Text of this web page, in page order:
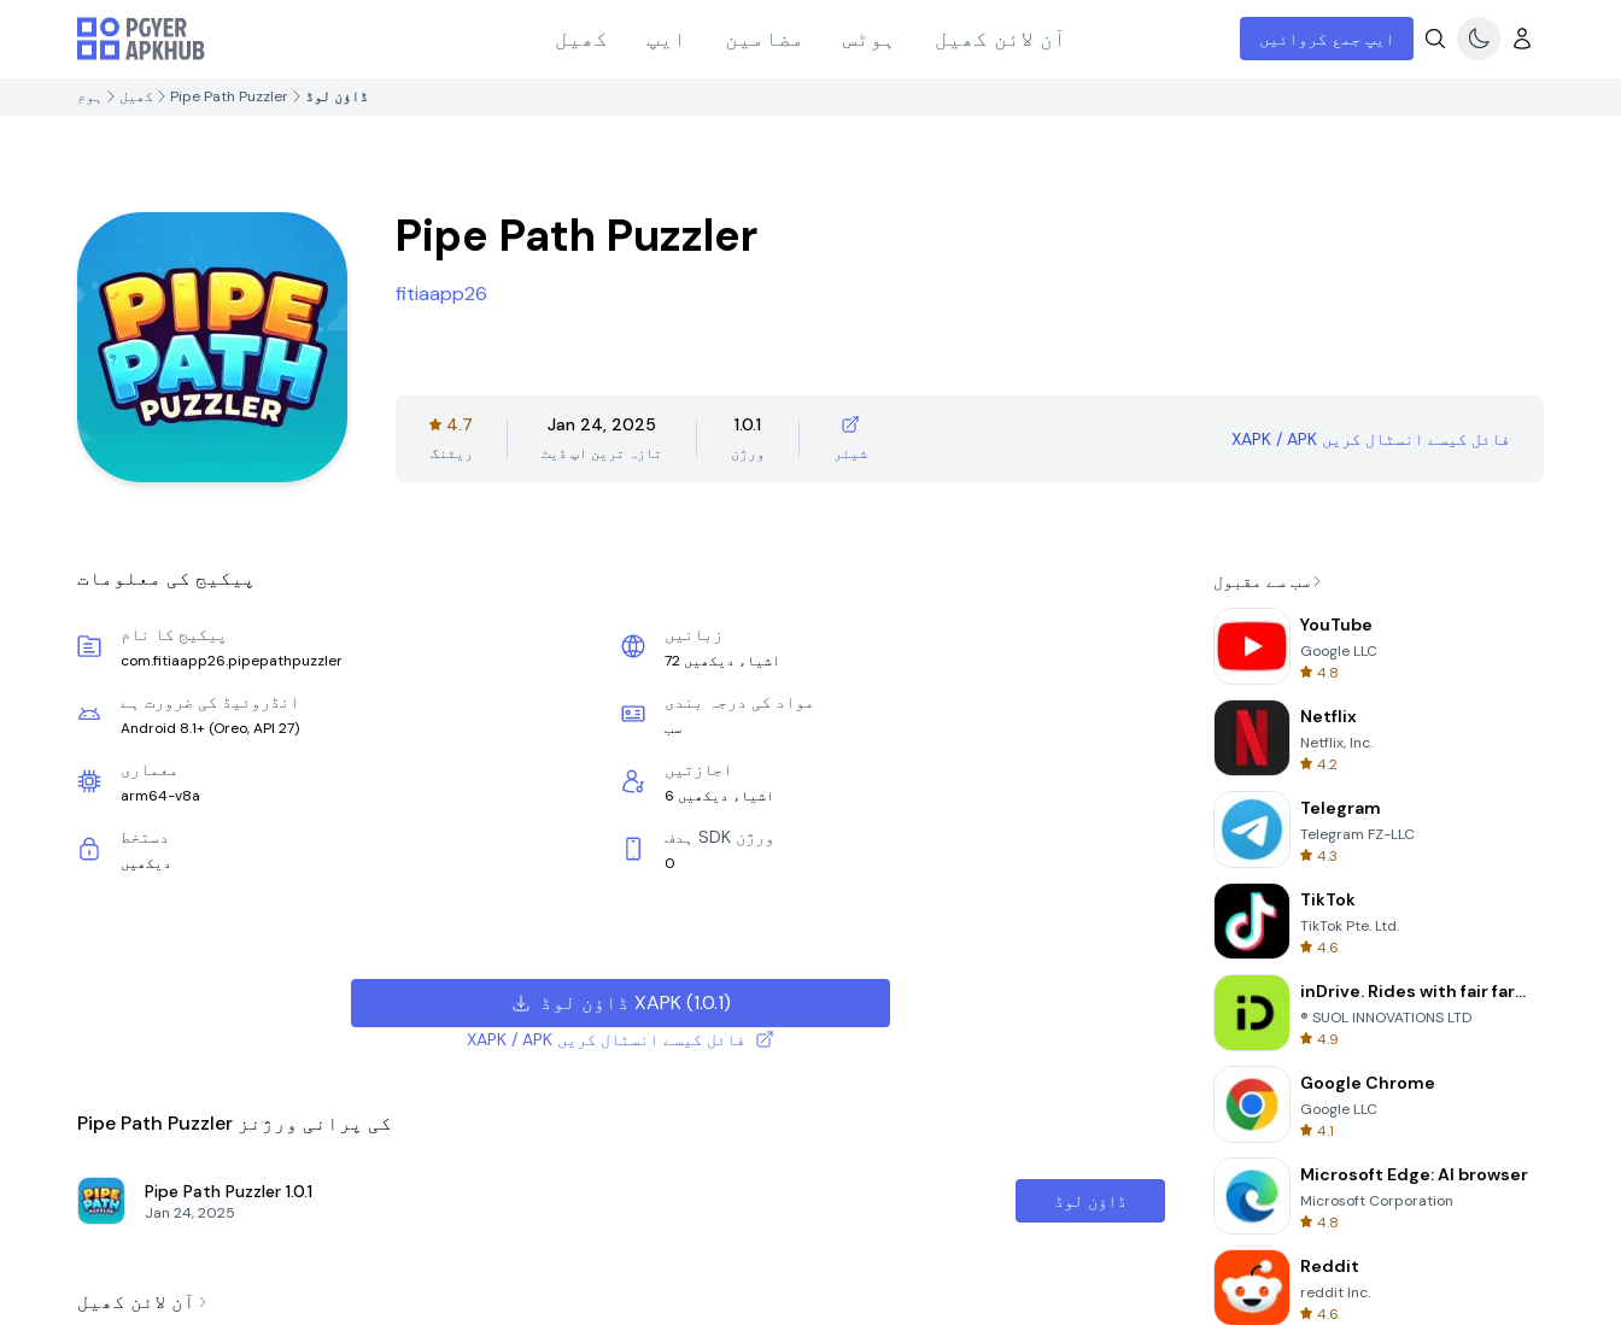
کھیل ایپ مضامین ہوٹس آن لائن کھیل ایپ جمع کروائیں
ہوم کھیل Pipe Path Puzzler ڈاؤن لوڈ
Pipe Path Puzzler
fitiaapp26
4.7
ریٹنگ
Jan 24, 2025
تازہ ترین اپ ڈیٹ
1.0.1
ورژن شیئر
XAPK / APK فائل کیسے انسٹال کریں
پیکیج کی معلومات
پیکیج کا نام
com.fitiaapp26.pipepathpuzzler
زبانیں
72 اشیاء دیکھیں
انڈروئیڈ کی ضرورت ہے
Android 8.1+ (Oreo, API 27)
مواد کی درجہ بندی
سب
معماری
arm64-v8a
اجازتیں
6 اشیاء دیکھیں
دستخط
دیکھیں
ہدف SDK ورژن
0
ڈاؤن لوڈ XAPK(1.0.1)
XAPK / APK فائل کیسے انسٹال کریں
Pipe Path Puzzler کی پرانی ورژنز
Pipe Path Puzzler 1.0.1
Jan 24, 2025
ڈاؤن لوڈ
آن لائن کھیل
سب سے مقبول
YouTube
Google LLC
4.8
Netflix
Netflix, Inc.
4.2
Telegram
Telegram FZ-LLC
4.3
TikTok
TikTok Pte. Ltd.
4.6
inDrive. Rides with fair fares
® SUOL INNOVATIONS LTD
4.9
Google Chrome
Google LLC
4.1
Microsoft Edge: AI browser
Microsoft Corporation
4.8
Reddit
reddit Inc.
4.6